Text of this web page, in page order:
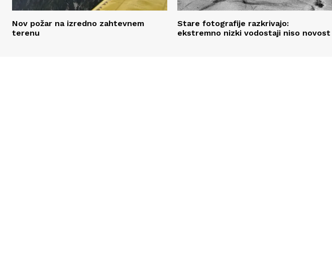
Nov požar na izredno zahtevnem
terenu
Stare fotografije razkrivajo:
ekstremno nizki vodostaji niso novost